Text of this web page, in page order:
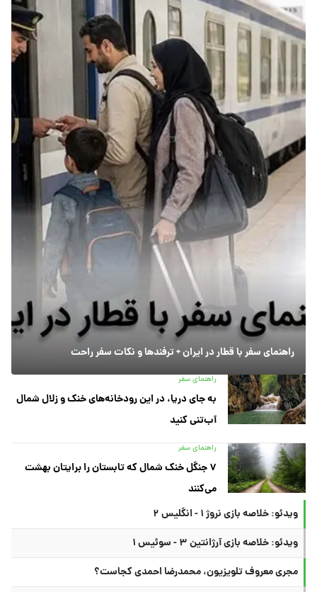
راهنمای سفر با قطار در ایران + ترفندها و نکات سفر راحت
راهنمای سفر
به جای دریا، در این رودخانه‌های خنک و زلال شمال
آب‌تنی کنید
راهنمای سفر
۷ جنگل خنک شمال که تابستان را برایتان بهشت
می‌کنند
ویدئو: خلاصه بازی نروژ ۱ - انگلیس ۲
ویدئو: خلاصه بازی آرژانتین ۳ - سوئیس ۱
مجری معروف تلویزیون، محمدرضا احمدی کجاست؟